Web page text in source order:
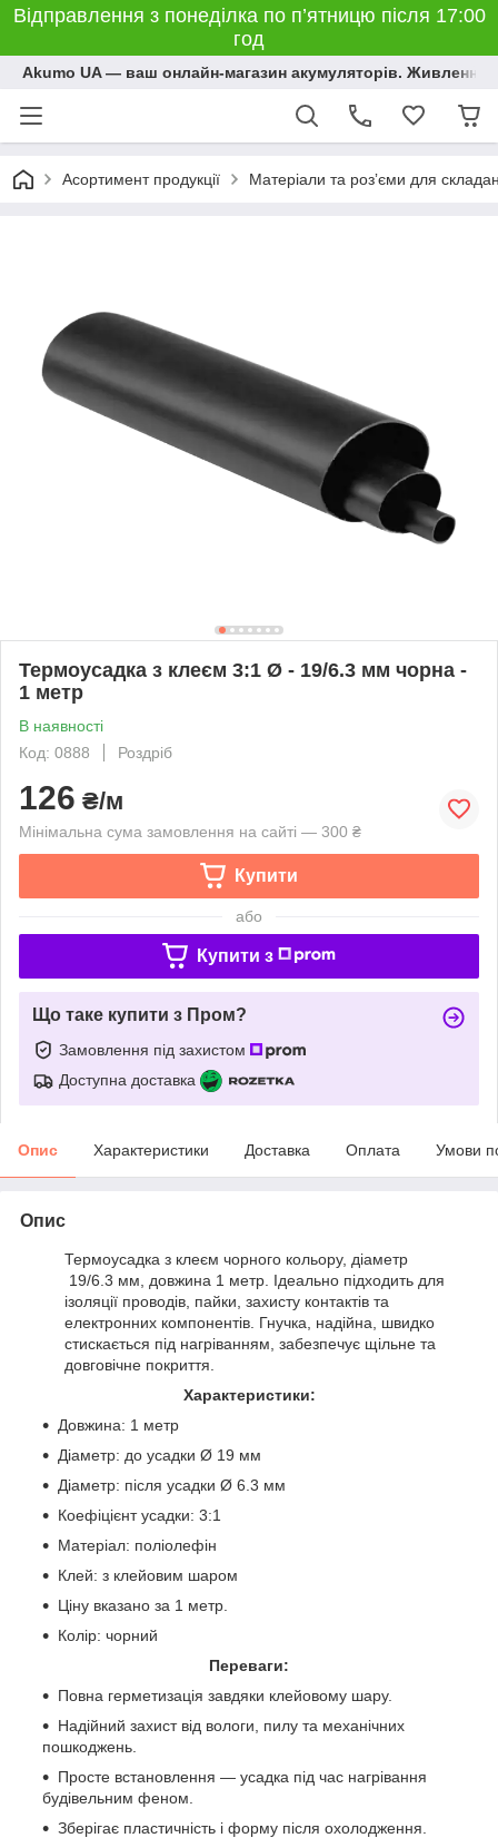
Відправлення з понеділка по п’ятницю після 17:00
год
Akumo UA — ваш онлайн-магазин акумуляторів. Живлення,
Асортимент продукції Матеріали та розʼєми для
Термоусадка з клеєм 3:1 Ø - 19/6.3 мм чорна -
1 метр
В наявності
Код: 0888
Роздріб
126 ₴/м
Мінімальна сума замовлення на сайті — 300 ₴
Купити
або
Купити з
Що таке купити з Пром?
Замовлення під захистом
Доступна доставка
Опис Характеристики Доставка Оплата Умови
Опис
Термоусадка з клеєм чорного кольору, діаметр
19/6.3 мм, довжина 1 метр. Ідеально підходить для
ізоляції проводів, пайки, захисту контактів та
електронних компонентів. Гнучка, надійна, швидко
стискається під нагріванням, забезпечує щільне та
довговічне покриття.
Характеристики:
Довжина: 1 метр
Діаметр: до усадки Ø 19 мм
Діаметр: після усадки Ø 6.3 мм
Коефіцієнт усадки: 3:1
Матеріал: поліолефін
Клей: з клейовим шаром
Ціну вказано за 1 метр.
Колір: чорний
Переваги:
Повна герметизація завдяки клейовому шару.
Надійний захист від вологи, пилу та механічних
пошкоджень.
Просте встановлення — усадка під час нагрівання
будівельним феном.
Зберігає пластичність і форму після охолодження.